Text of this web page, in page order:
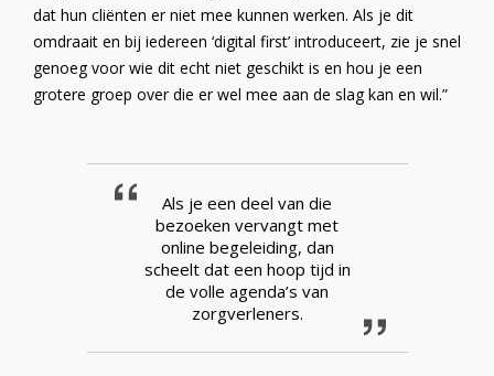
dat hun cliënten er niet mee kunnen werken. Als je dit
omdraait en bij iedereen ‘digital first’ introduceert, zie je snel
genoeg voor wie dit echt niet geschikt is en hou je een
grotere groep over die er wel mee aan de slag kan en wil.”
Als je een deel van die
bezoeken vervangt met
online begeleiding, dan
scheelt dat een hoop tijd in
de volle agenda’s van
zorgverleners.